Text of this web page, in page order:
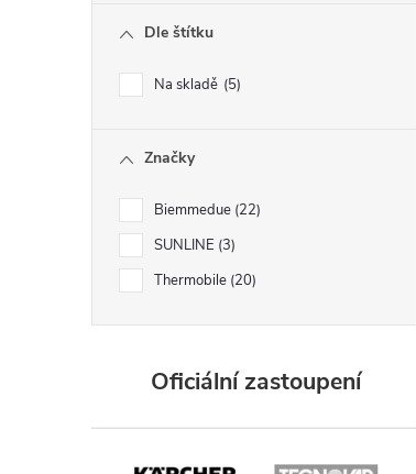
Dle štítku
Na skladě 5
Značky
Biemmedue 22
SUNLINE 3
Thermobile 20
Oficiální zastoupení